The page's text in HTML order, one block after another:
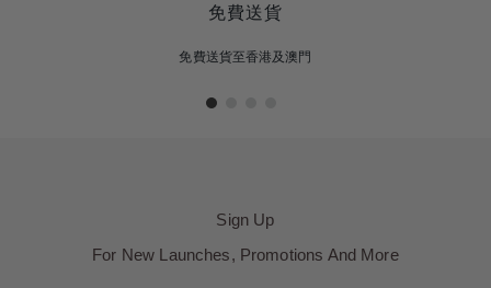
免費送貨
免費送貨至香港及澳門
Sign Up
For New Launches, Promotions And More